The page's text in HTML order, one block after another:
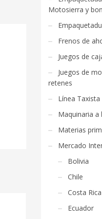
Motosierra y
Frenos de
Juegos de
Juegos de
retenes
Línea Taxista
Maquinaria a
Materias
Mercado
Bolivia
Chile
Costa Rica
Ecuador